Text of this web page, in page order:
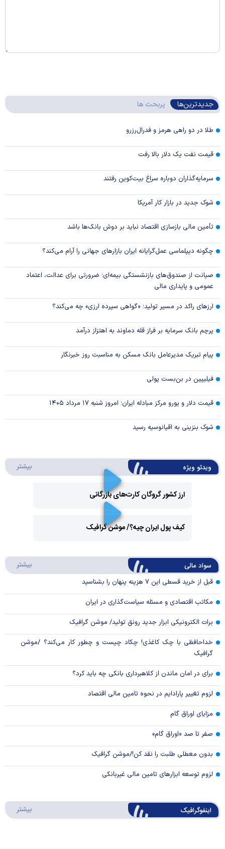
جدیدترین‌ها پربحث ها
طلا در دو راهی هرمز و فدرال‌رزرو
قیمت نفت یک دلار بالا رفت
سرمایه‌گذاران دوباره سراغ بیت‌کوین رفتند
شوک جدید در بازار کار آمریکا
تأمین مالی بازسازی اقتصاد نباید بر دوش بانک‌ها باشد
چگونه دیپلماسی عمل‌گرایانه ایران بازار‌های جهانی را آرام می‌کند؟
صیانت از صندوق‌های بازنشستگی بیمه‌ای؛ ضرورتی برای عدالت، اعتماد
عمومی و پایداری مالی
ارزهای راکد در مسیر تولید؛ «گواهی سپرده ارزی» چه می‌کند؟
پرچم بانک سرمایه بر فراز قله دماوند به اهتزاز درآمد
پیام تبریک مدیرعامل بانک مسکن به مناسبت روز خبرنگار
فیلیپین در بن‌بست پولی
قیمت دلار و یورو مرکز مبادله ایران؛ امروز شنبه ۱۷ مرداد ۱۴۰۵
شوک بنزینی به اقیانوسیه رسید
ویدئو ویژه بیشتر
ارز کشور گروگان کارت‌های بازرگانی
Video
کیف پول ایران چیه؟/ موشن گرافیک
سواد مالی بیشتر
قبل از خرید قسطی این ۷ هزینه پنهان را بشناسید
مکاتب اقتصادی و مسئله سیاست‌گذاری در ایران
برات الکترونیکی ابزار جدید رونق تولید/ موشن گرافیک
خداحافظی با چک کاغذی! چکاد چیست و چطور کار می‌کند؟ /موشن
گرافیک
برای در امان ماندن از کلاهبرداری بانکی چه باید کرد؟
لزوم تغییر پارادایم در نحوه تامین مالی اقتصاد
مزایای اوراق گام
صفر تا صد «اوراق گام»
بدون معطلی طلبت را نقد کن!/موشن گرافیک
لزوم توسعه ابزارهای تامین مالی غیربانکی
اینفوگرافیک بیشتر